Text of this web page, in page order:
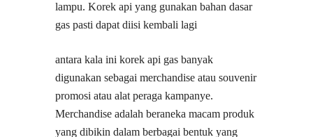
lampu. Korek api yang gunakan bahan dasar
gas pasti dapat diisi kembali lagi
antara kala ini korek api gas banyak
digunakan sebagai merchandise atau souvenir
promosi atau alat peraga kampanye.
Merchandise adalah beraneka macam produk
yang dibikin dalam berbagai bentuk yang